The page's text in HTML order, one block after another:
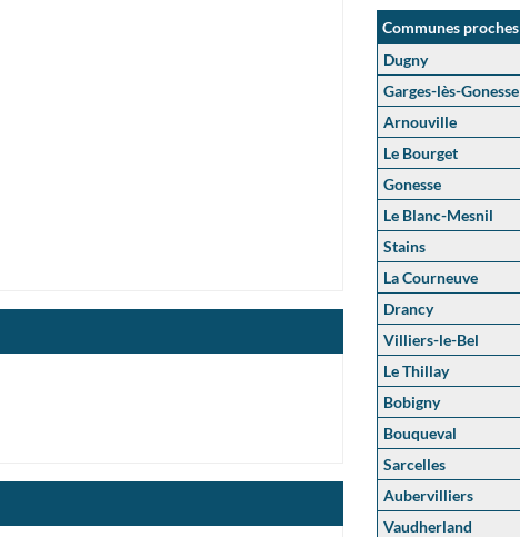
Communes proches
Dugny
Garges-lès-Gonesse
Arnouville
Le Bourget
Gonesse
Le Blanc-Mesnil
Stains
La Courneuve
Drancy
Villiers-le-Bel
Le Thillay
Bobigny
Bouqueval
Sarcelles
Aubervilliers
Vaudherland